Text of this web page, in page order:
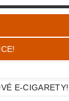
E-CIGARETY!